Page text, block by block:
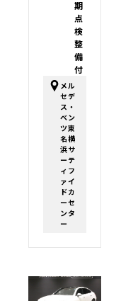
期
点
検
整
備
付
メル
セデ
ス・
ベン
ツ東
名横
浜サ
ーテ
ィフ
ァイ
ドカ
ーセ
ンタ
ー